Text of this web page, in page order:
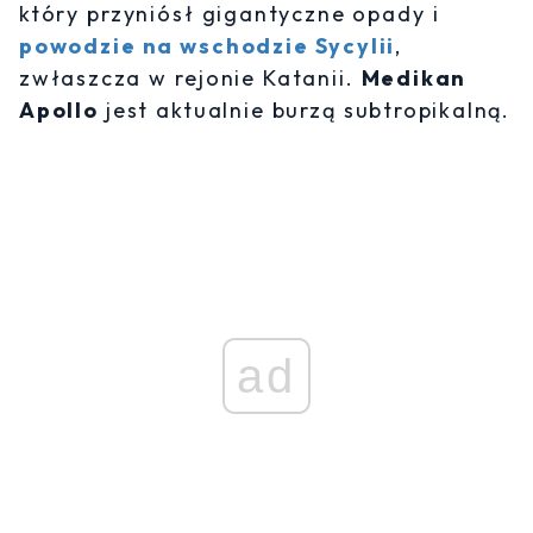
który przyniósł gigantyczne opady i
powodzie na wschodzie Sycylii,
zwłaszcza w rejonie Katanii. Medikan
Apollo jest aktualnie burzą subtropikalną.
ad